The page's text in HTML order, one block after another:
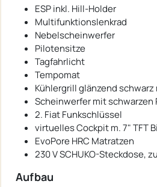
ESP inkl. Hill-Holder
Multifunktionslenkrad
Nebelscheinwerfer
Pilotensitze
Tagfahrlicht
Tempomat
Kühlergrill glänzend
Scheinwerfer mit schwarzen
2. Fiat Funkschlüssel
virtuelles Cockpit m. 7" TFT
EvoPore HRC Matratzen
230 V SCHUKO-Steckdose,
Aufbau